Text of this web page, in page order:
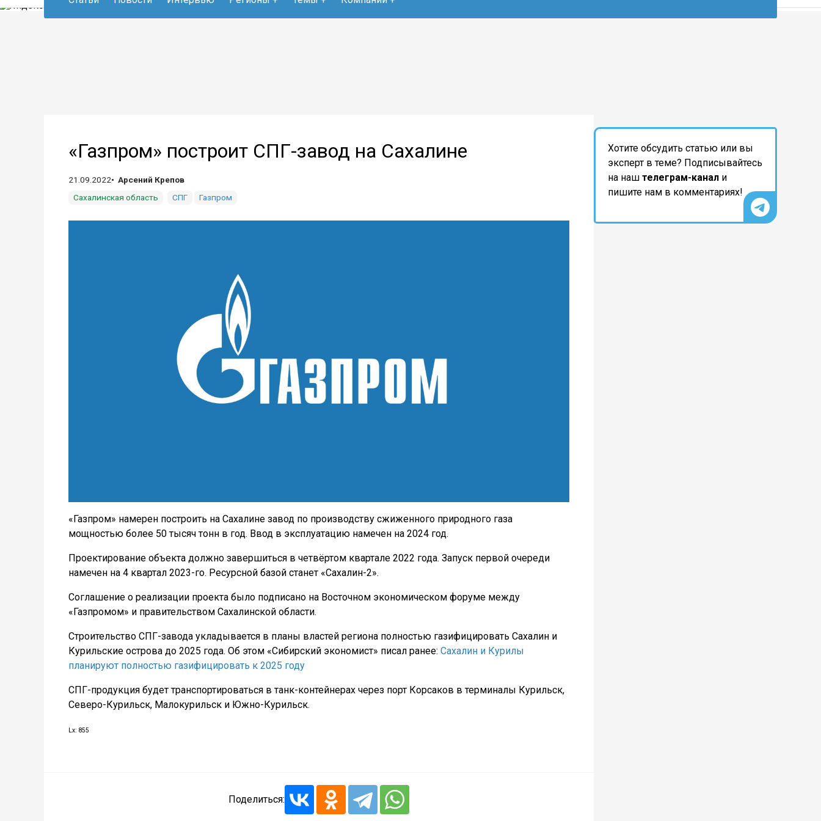
«Газпром» построит СПГ-завод на Сахалине
21.09.2022
Арсений Крепов
Сахалинская область
СПГ Газпром
«Газпром» намерен построить на Сахалине завод по производству сжиженного природного газа
мощностью более 50 тысяч тонн в год. Ввод в эксплуатацию намечен на 2024 год.
Проектирование объекта должно завершиться в четвёртом квартале 2022 года. Запуск первой очереди
намечен на 4 квартал 2023-го. Ресурсной базой станет «Сахалин-2».
Соглашение о реализации проекта было подписано на Восточном экономическом форуме между
«Газпромом» и правительством Сахалинской области.
Строительство СПГ-завода укладывается в планы властей региона полностью газифицировать Сахалин и
Курильские острова до 2025 года. Об этом «Сибирский экономист» писал ранее: Сахалин и Курилы
планируют полностью газифицировать к 2025 году
СПГ-продукция будет транспортироваться в танк-контейнерах через порт Корсаков в терминалы Курильск,
Северо-Курильск, Малокурильск и Южно-Курильск.
Lx: 855
Поделиться:
Хотите обсудить статью или вы
эксперт в теме? Подписывайтесь
на наш телеграм-канал и
пишите нам в комментариях!